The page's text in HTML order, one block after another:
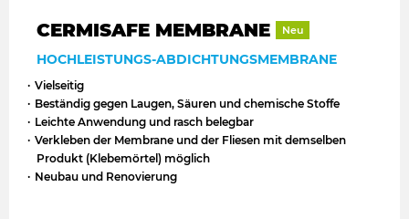
CERMISAFE MEMBRANE Neu
HOCHLEISTUNGS-ABDICHTUNGSMEMBRANE
Vielseitig
Beständig gegen Laugen, Säuren und chemische Stoffe
Leichte Anwendung und rasch belegbar
Verkleben der Membrane und der Fliesen mit demselben
Produkt (Klebemörtel) möglich
Neubau und Renovierung